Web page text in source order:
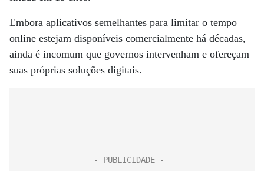
Embora aplicativos semelhantes para limitar o tempo
online estejam disponíveis comercialmente há décadas,
ainda é incomum que governos intervenham e ofereçam
suas próprias soluções digitais.